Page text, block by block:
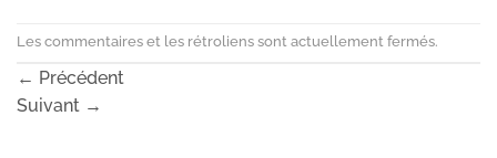
Les commentaires et les rétroliens sont actuellement fermés.
← Précédent
Suivant →